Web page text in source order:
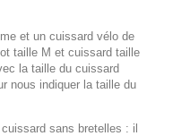
et un cuissard vélo de
taille M et cuissard taille
la taille du cuissard
nous indiquer la taille du
sans bretelles : il